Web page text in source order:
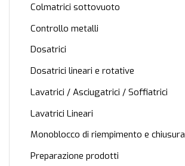
Colmatrici sottovuoto
Controllo metalli
Dosatrici
Dosatrici lineari e rotative
Lavatrici / Asciugatrici / Soffiatrici
Lavatrici Lineari
Monoblocco di riempimento e chiusura
Preparazione prodotti